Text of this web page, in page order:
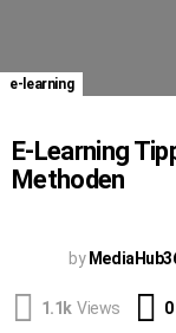
e-learning
E-Learning
Methoden
by
1.1k Views 0